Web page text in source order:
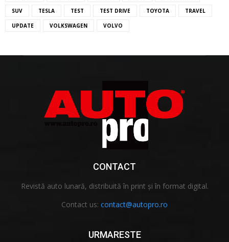
SUV TESLA TEST TEST DRIVE TOYOTA TRAVEL
UPDATE VOLKSWAGEN VOLVO
CONTACT
Revistă auto lunară, distribuită în print și în format digital.
Contact us: contact@autopro.ro
URMARESTE